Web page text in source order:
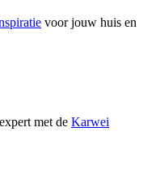
voor jouw huis en
met de Karwei